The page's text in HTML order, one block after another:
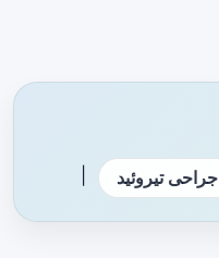
جراحی تیروئید